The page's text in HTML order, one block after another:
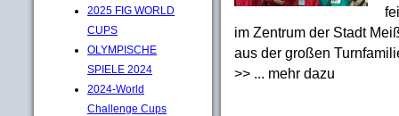
2025 FIG WORLD
CUPS
OLYMPISCHE
SPIELE 2024
2024-World
Challenge Cups
im Zentrum der Stadt
aus der großen
>> ... mehr dazu